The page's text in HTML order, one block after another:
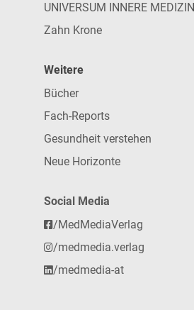
UNIVERSUM INNERE MEDIZIN
Zahn Krone
Weitere
Bücher
Fach-Reports
Gesundheit verstehen
Neue Horizonte
Social Media
/MedMediaVerlag
/medmedia.verlag
/medmedia-at